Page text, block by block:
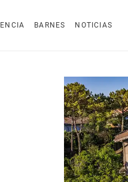
BARNES NOTICIAS